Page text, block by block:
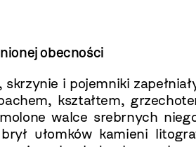
obecności
skrzynie i pojemniki
kształtem,
walce srebrnych
ułomków kamieni